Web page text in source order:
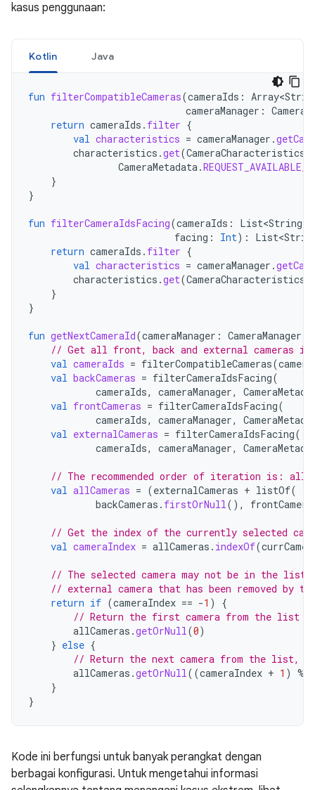
kasus penggunaan:
Kotlin Java
fun filterCompatibleCameras(cameraIds :
cameraManager :
return cameraIds . filter {
val characteristics = cameraManager .
characteristics .get(CameraCharacteristics
CameraMetadata.
}
}
fun filterCameraIdsFacing(cameraIds : List<String>
facing : Int):
return cameraIds . filter {
val characteristics = cameraManager .
characteristics .get(CameraCharacteristics
}
}
fun getNextCameraId(cameraManager : CameraManager
// Get all front, back and external cameras
val cameraIds = filterCompatibleCameras(
val backCameras = filterCameraIdsFacing(
cameraIds, cameraManager,
val frontCameras = filterCameraIdsFacing(
cameraIds, cameraManager,
val externalCameras = filterCameraIdsFacing(
cameraIds, cameraManager,
// The recommended order of iteration is:
val allCameras = (externalCameras + listOf(
backCameras . firstOrNull(),
// Get the index of the currently selected
val cameraIndex = allCameras . indexOf(
// The selected camera may not be in the
// external camera that has been removed by
return if (cameraIndex == -1 )
{
// Return the first camera from the list
allCameras .getOrNull(0)
} else {
// Return the next camera from the list,
allCameras .getOrNull((cameraIndex + 1 ) %
}
}
Kode ini berfungsi untuk banyak perangkat dengan
berbagai konfigurasi. Untuk mengetahui informasi